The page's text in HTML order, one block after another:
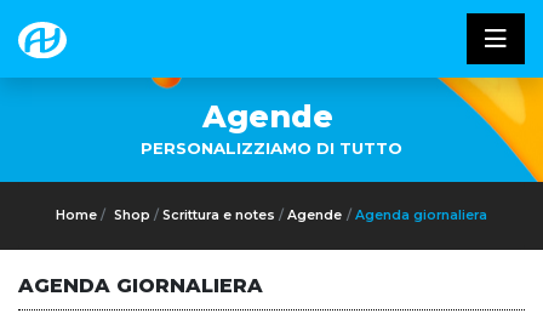
Agende
PERSONALIZZIAMO DI TUTTO
Home Shop Scrittura e notes Agende Agenda giornaliera
AGENDA GIORNALIERA